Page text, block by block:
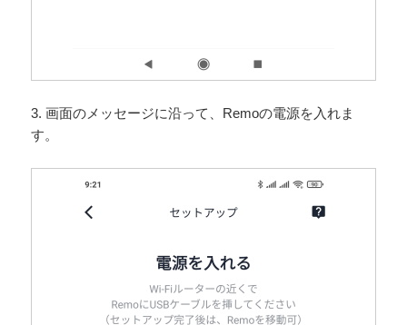
3. 画面のメッセージに沿って、Remoの電源を入れま
す。